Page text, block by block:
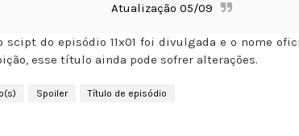
Atualização 05/09
do episódio 11x01 foi divulgada e o nome
esse título ainda pode sofrer alterações.
Spoiler Título de episódio